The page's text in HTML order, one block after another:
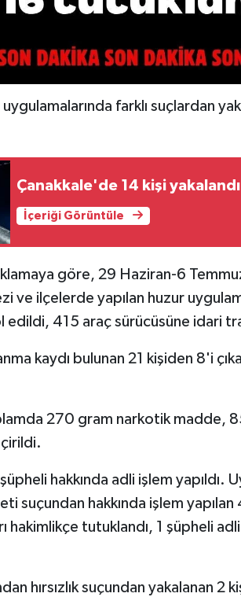
farklı suçlardan
Çanakkale'de 14 kişi yakalandı
İçeriği Görüntüle
göre, 29 Haziran-6
ve ilçelerde yapılan huzur
415 araç sürücüsüne idari
kaydı bulunan 21 kişiden 8'i
270 gram narkotik madde,
hakkında adli işlem yapıldı.
suçundan hakkında işlem yapılan
hakimlikçe tutuklandı, 1 şüpheli
hırsızlık suçundan yakalanan 2